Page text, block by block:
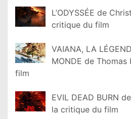
L’ODYSSÉE de
critique du film
VAIANA, LA
MONDE de
film
EVIL DEAD BURN
la critique du film